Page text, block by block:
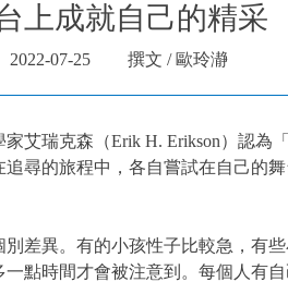
上成就自己的精采
2022-07-25 撰文 / 歐玲瀞
家艾瑞克森（Erik H. Erikson）認
追尋的旅程中，各自嘗試在自己的
別差異。有的小孩性子比較急，有
一點時間才會被注意到。每個人有